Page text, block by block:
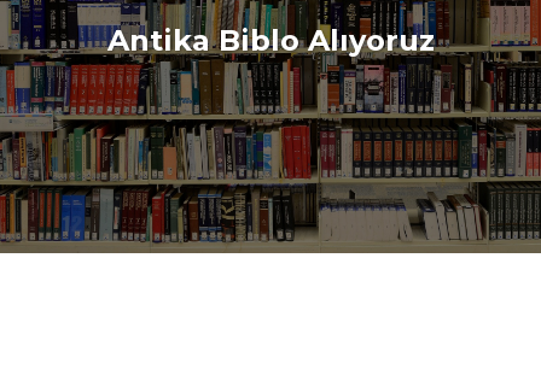
Antika Biblo Alıyoruz